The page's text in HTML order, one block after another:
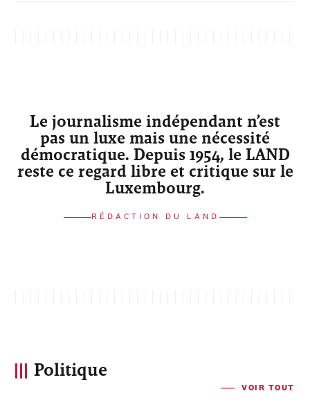
Le journalisme indépendant n’est
pas un luxe mais une nécessité
démocratique. Depuis 1954, le LAND
reste ce regard libre et critique sur le
Luxembourg.
RÉDACTION DU LAND
Politique
VOIR TOUT